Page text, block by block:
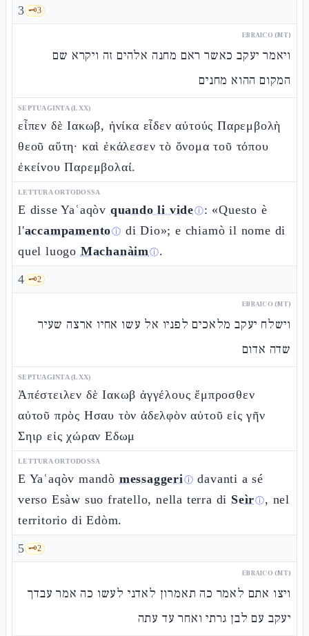
3 🗝️3
EBRAICO (MT)
ויאמר יעקב כאשר ראם מחנה אלהים זה ויקרא שם
המקום ההוא מחנים
SEPTUAGINTA (LXX)
εἶπεν δὲ Ιακωβ, ἡνίκα εἶδεν αὐτούς Παρεμβολὴ
θεοῦ αὕτη· καὶ ἐκάλεσεν τὸ ὄνομα τοῦ τόπου
ἐκείνου Παρεμβολαί.
LETTURA ORTODOSSA
E disse Yaʿaqòv quando li videⓘ: «Questo è
l'accampamentoⓘ di Dio»; e chiamò il nome di
quel luogo Machanàimⓘ.
4 🗝️2
EBRAICO (MT)
וישלח יעקב מלאכים לפניו אל עשו אחיו ארצה שעיר
שדה אדום
SEPTUAGINTA (LXX)
Ἀπέστειλεν δὲ Ιακωβ ἀγγέλους ἔμπροσθεν
αὐτοῦ πρὸς Ησαυ τὸν ἀδελφὸν αὐτοῦ εἰς γῆν
Σηιρ εἰς χώραν Εδωμ
LETTURA ORTODOSSA
E Yaʿaqòv mandò messaggeriⓘ davanti a sé
verso Esàw suo fratello, nella terra di Seìrⓘ, nel
territorio di Edòm.
5 🗝️2
EBRAICO (MT)
ויצו אתם לאמר כה תאמרון לאדני לעשו כה אמר עבדך
יעקב עם לבן גרתי ואחר עד עתה